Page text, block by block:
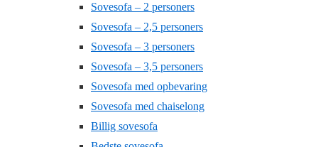
Sovesofa – 2 personers
Sovesofa – 2,5 personers
Sovesofa – 3 personers
Sovesofa – 3,5 personers
Sovesofa med opbevaring
Sovesofa med chaiselong
Billig sovesofa